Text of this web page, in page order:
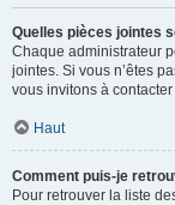
Quelles pièces jointes
Chaque administrateur
jointes. Si vous n’êtes
vous invitons à
Haut
Comment puis-je
Pour retrouver la liste